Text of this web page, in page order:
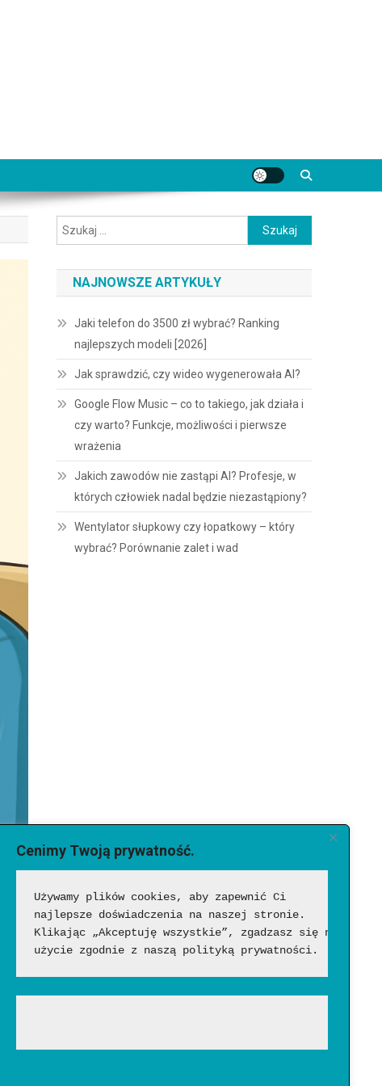
Cenimy Twoją prywatność.
Używamy plików cookies, aby zapewnić Ci
najlepsze doświadczenia na naszej stronie.
Klikając „Akceptuję wszystkie”, zgadzasz się na ich
użycie zgodnie z naszą polityką prywatności.
Szukaj:
NAJNOWSZE ARTYKUŁY
Jaki telefon do 3500 zł wybrać? Ranking
najlepszych modeli [2026]
Jak sprawdzić, czy wideo wygenerowała AI?
Google Flow Music – co to takiego, jak działa i
czy warto? Funkcje, możliwości i pierwsze
wrażenia
Jakich zawodów nie zastąpi AI? Profesje, w
których człowiek nadal będzie niezastąpiony?
Wentylator słupkowy czy łopatkowy – który
wybrać? Porównanie zalet i wad